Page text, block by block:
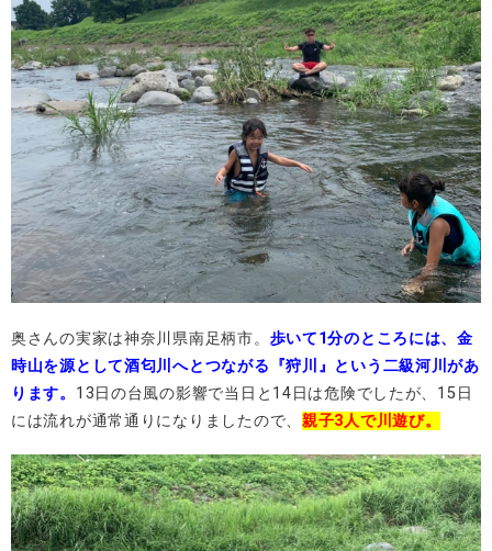
奥さんの実家は神奈川県南足柄市。 歩いて1分のところには、金
時山を源として酒匂川へとつながる『狩川』という二級河川があ
ります。 13日の台風の影響で当日と14日は危険でしたが、15日
には流れが通常通りになりましたので、 親子3人で川遊び。